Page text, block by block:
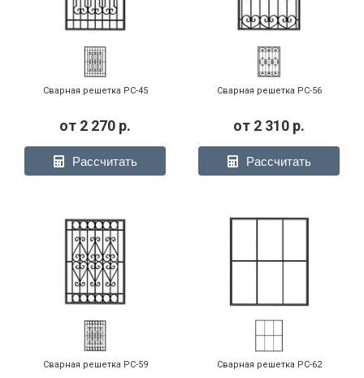
Сварная решетка РС-45
от 2 270 р.
Рассчитать
Сварная решетка РС-56
от 2 310 р.
Рассчитать
Сварная решетка РС-59 Сварная решетка РС-62